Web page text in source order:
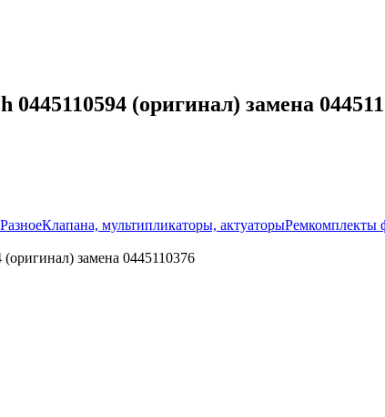
(оригинал) замена
РазноеКлапана, мультипликаторы, актуаторыРемкомплекты
замена 0445110376